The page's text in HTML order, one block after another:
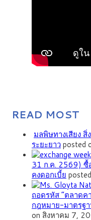
READ MOST
มลพิษทางเสียง สิ่
ระยะยาวposted
31 ก.ค. 2569) ซื้
คงดอกเบี้ย
ถอดรหัส “ตลาดค
กฎหมาย-มาตรฐา
on สิงหาคม 7,